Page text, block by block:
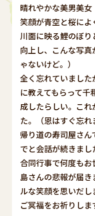
晴れやかな美男美
笑顔が青空と桜によ
川面に映る鯉のぼ
向上し、こんな写
ゃないけど。）
全く忘れていまし
に教えてもらって
成したらしい。こ
た。（恩はすぐ忘れ
帰り道の寿司屋さ
でと会話が続きまし
合同行事で何度も
島さんの悲報が届
ルな笑顔を思いだし
ご冥福をお祈りしま